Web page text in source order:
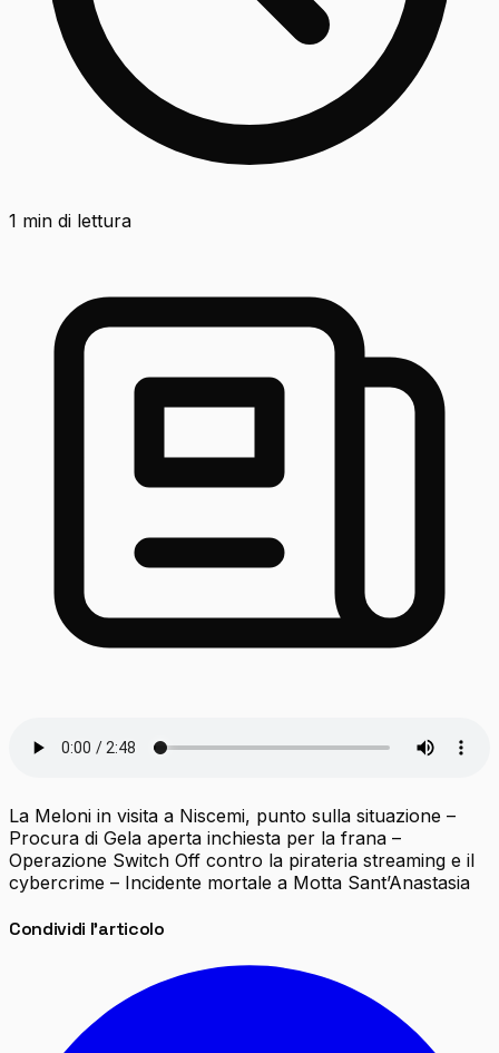
1 min di lettura
La Meloni in visita a Niscemi, punto sulla situazione –
Procura di Gela aperta inchiesta per la frana –
Operazione Switch Off contro la pirateria streaming e il
cybercrime – Incidente mortale a Motta Sant’Anastasia
Condividi l'articolo